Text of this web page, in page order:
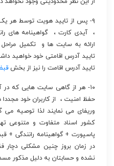
۹- پس از تایید هویت توسط هر یک
، آیدی کارت ، گواهینامه های
ارائه به سایت ها و تکمیل مراحل
تایید آدرس اقامتی خود خواهید
تایید آدرس اقامت را نیز از بخش
۱۰- هر از گاهی سایت هایی که در
حفظ امنیت ، از کاربران خود
وریفای می نمایند لذا توصیه می
کشور اسناد متفاوت و متنوعی
پاسپورت + گواهینامه رانندگی +
در زمان بروز چنین مشکلی دچار
نشده و حسابتان به دلیل مذکور